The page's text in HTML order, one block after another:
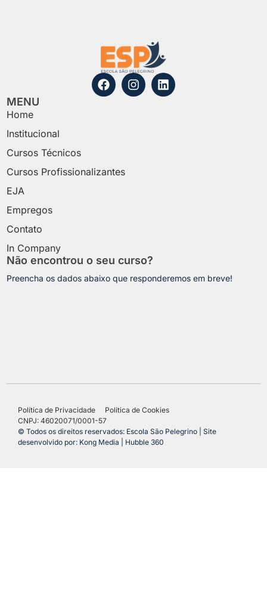
MENU
Home
Institucional
Cursos Técnicos
Cursos Profissionalizantes
EJA
Empregos
Contato
In Company
Não encontrou o seu curso?
Preencha os dados abaixo que responderemos em breve!
Política de Privacidade
Política de Cookies
CNPJ: 46020071/0001-57
© Todos os direitos reservados: Escola São Pelegrino | Site
desenvolvido por: Kong Media | Hubble 360